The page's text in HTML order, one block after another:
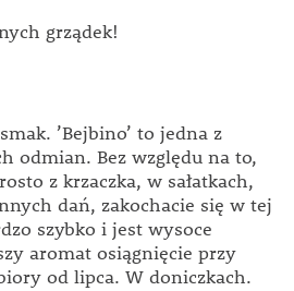
grządek!
’Bejbino’ to jedna z
odmian. Bez względu na to,
z krzaczka, w sałatkach,
dań, zakochacie się w tej
szybko i jest wysoce
aromat osiągnięcie przy
od lipca. W doniczkach.